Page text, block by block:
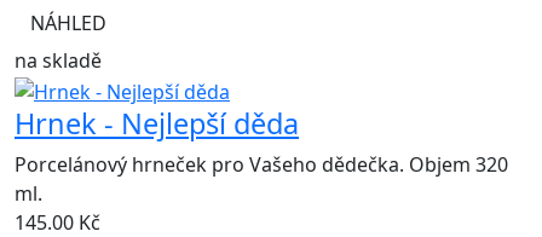
NÁHLED
na skladě
Hrnek - Nejlepší děda
Porcelánový hrneček pro Vašeho dědečka. Objem 320
ml.
145.00 Kč